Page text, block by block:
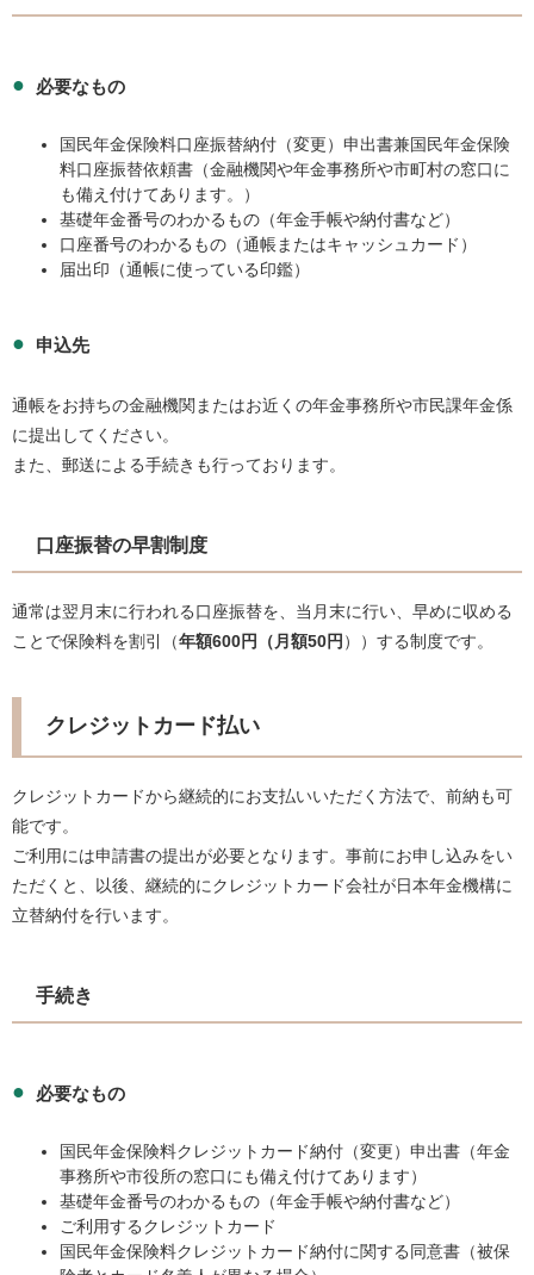
必要なもの
国民年金保険料口座振替納付（変更）申出書兼国民年金保険
料口座振替依頼書（金融機関や年金事務所や市町村の窓口に
も備え付けてあります。）
基礎年金番号のわかるもの（年金手帳や納付書など）
口座番号のわかるもの（通帳またはキャッシュカード）
届出印（通帳に使っている印鑑）
申込先
通帳をお持ちの金融機関またはお近くの年金事務所や市民課年金係
に提出してください。
また、郵送による手続きも行っております。
口座振替の早割制度
通常は翌月末に行われる口座振替を、当月末に行い、早めに収める
ことで保険料を割引（年額600円（月額50円 ））する制度です。
クレジットカード払い
クレジットカードから継続的にお支払いいただく方法で、前納も可
能です。
ご利用には申請書の提出が必要となります。事前にお申し込みをい
ただくと、以後、継続的にクレジットカード会社が日本年金機構に
立替納付を行います。
手続き
必要なもの
国民年金保険料クレジットカード納付（変更）申出書（年金
事務所や市役所の窓口にも備え付けてあります）
基礎年金番号のわかるもの（年金手帳や納付書など）
ご利用するクレジットカード
国民年金保険料クレジットカード納付に関する同意書（被保